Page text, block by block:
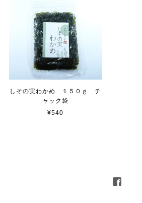
しその実わかめ １５０ｇ チ
ャック袋
¥540